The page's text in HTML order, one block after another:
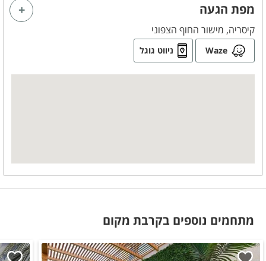
מפת הגעה
קיסריה, מישור החוף הצפוני
Waze ניווט גוגל
מתחמים נוספים בקרבת מקום